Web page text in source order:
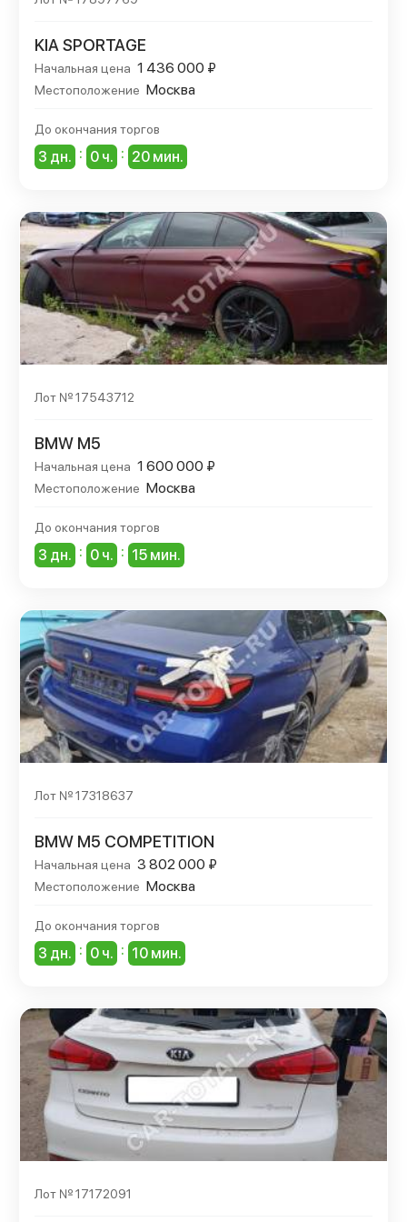
KIA SPORTAGE
Начальная цена 1 436 000 ₽
Местоположение Москва
До окончания торгов
3 дн. : 0 ч. : 20 мин.
Лот № 17543712
BMW M5
Начальная цена 1 600 000 ₽
Местоположение Москва
До окончания торгов
3 дн. : 0 ч. : 15 мин.
Лот № 17318637
BMW M5 COMPETITION
Начальная цена 3 802 000 ₽
Местоположение Москва
До окончания торгов
3 дн. : 0 ч. : 10 мин.
Лот № 17172091